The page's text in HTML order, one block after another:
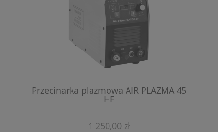
Przecinarka plazmowa AIR PLAZMA 45
HF
1 250,00 zł